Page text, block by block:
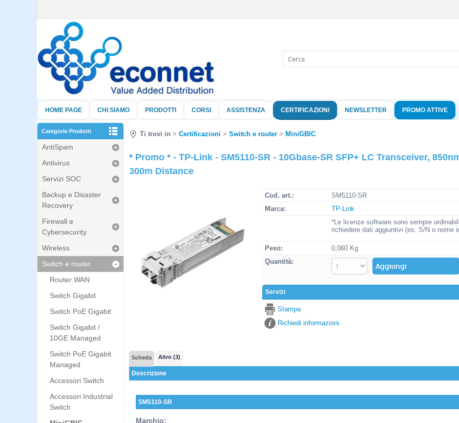
nome utente e
clicca sul
Hai perso
HOME PAGE CHI SIAMO PRODOTTI CORSI ASSISTENZA CERTIFICAZIONI NEWSLETTER PROMO ATTIVE
Categorie Prodotti
AntiSpam
Antivirus
Servizi SOC
Backup e Disaster
Recovery
Firewall e
Cybersecurity
Wireless
Switch e router
Router WAN
Switch Gigabit
Switch PoE Gigabit
Switch Gigabit /
10GE Managed
Switch PoE Gigabit
Managed
Accessori Switch
Accessori Industrial
Switch
Ti trovi in Certificazioni Switch e router MiniGBIC
* Promo * - TP-Link - SM5110-SR - 10Gbase-SR SFP+ LC Transceiver,
300m Distance
Cod. art.:
SM5110-SR
Marca:
TP-Link
*Le licenze software sono sempre
richiedere dati aggiuntivi (es. S/N o nome
Peso:
0,060 Kg
Quantità:
Servizi
Stampa
Richiedi informazioni
Scheda Altro (3)
Descrizione
SM5110-SR
Marchio: